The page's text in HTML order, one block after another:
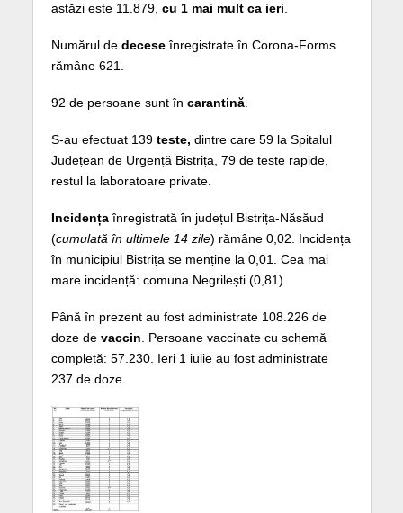
astăzi este 11.879, cu 1 mai mult ca ieri.
Numărul de deceseînregistrate în Corona-Forms
rămâne 621.
92 de persoane sunt în carantină.
S-au efectuat 139 teste, dintre care 59 la Spitalul
Județean de Urgență Bistrița, 79 de teste rapide,
restul la laboratoare private.
Incidențaînregistrată în județul Bistrița-Năsăud
(cumulată în ultimele 14 zile) rămâne 0,02. Incidența
în municipiul Bistrița se menține la 0,01. Cea mai
mare incidență: comuna Negrilești (0,81).
Până în prezent au fost administrate 108.226 de
doze de vaccin . Persoane vaccinate cu schemă
completă: 57.230. Ieri 1 iulie au fost administrate
237 de doze.